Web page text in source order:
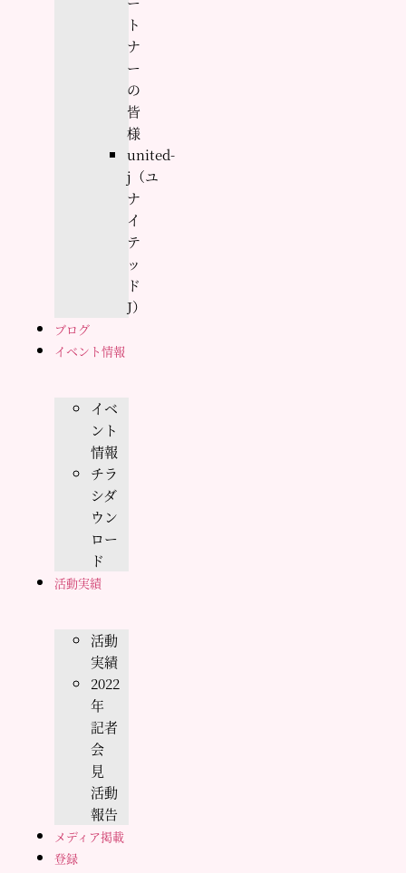
ト
ナ
ー
の
皆
様
united-
j（ユ
ナ
イ
テ
ッ
ド
J）
ブログ
イベント情報
イベ
ント
情報
チラ
シダ
ウン
ロー
ド
活動実績
活動
実績
2022
年
記者
会
見
活動
報告
メディア掲載
登録